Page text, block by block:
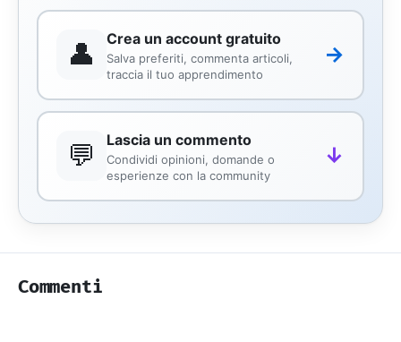
👤 Crea un account gratuito
Salva preferiti, commenta articoli,
traccia il tuo apprendimento
→
💬 Lascia un commento
Condividi opinioni, domande o
esperienze con la community
↓
Commenti